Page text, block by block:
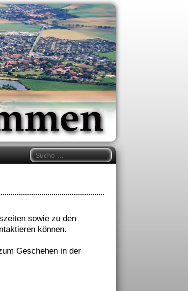
sowie zu den
können.
Geschehen in der